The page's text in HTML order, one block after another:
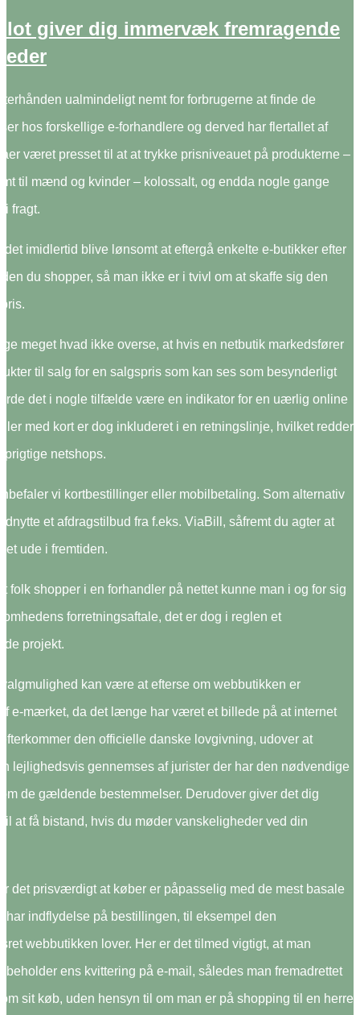
giver dig immervæk fremragende
ualmindeligt nemt for forbrugerne at finde de
hos forskellige e-forhandlere og derved har flertallet af
været presset til at at trykke prisniveauet på produkterne –
til mænd og kvinder – kolossalt, og endda nogle gange
fragt.
det imidlertid blive lønsomt at eftergå enkelte e-butikker efter
du shopper, så man ikke er i tvivl om at skaffe sig den
meget hvad ikke overse, at hvis en netbutik markedsfører
til salg for en salgspris som kan ses som besynderligt
det i nogle tilfælde være en indikator for en uærlig online
med kort er dog inkluderet i en retningslinje, hvilket redder
netshops.
vi kortbestillinger eller mobilbetaling. Som alternativ
et afdragstilbud fra f.eks. ViaBill, såfremt du agter at
ude i fremtiden.
folk shopper i en forhandler på nettet kunne man i og for sig
forretningsaftale, det er dog i reglen et
projekt.
kan være at efterse om webbutikken er
e-mærket, da det længe har været et billede på at internet
den officielle danske lovgivning, udover at
lejlighedsvis gennemses af jurister der har den nødvendige
de gældende bestemmelser. Derudover giver det dig
at få bistand, hvis du møder vanskeligheder ved din
det prisværdigt at køber er påpasselig med de mest basale
har indflydelse på bestillingen, til eksempel den
webbutikken lover. Her er det tilmed vigtigt, at man
beholder ens kvittering på e-mail, således man fremadrettet
sit køb, uden hensyn til om man er på shopping til en herre